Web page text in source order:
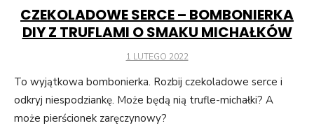
CZEKOLADOWE SERCE – BOMBONIERKA
DIY Z TRUFLAMI O SMAKU MICHAŁKÓW
POSTED
1 LUTEGO 2022
To wyjątkowa bombonierka. Rozbij czekoladowe serce i
odkryj niespodziankę. Może będą nią trufle-michałki? A
może pierścionek zaręczynowy?